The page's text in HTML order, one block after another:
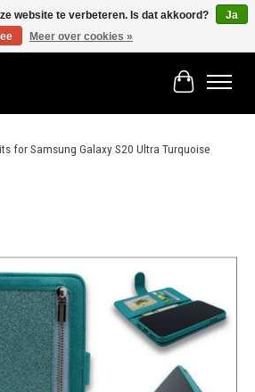
Winkelwagen
for Samsung Galaxy S20 Ultra Turquoise
website te verbeteren. Is dat akkoord?
Ja
Meer over cookies »